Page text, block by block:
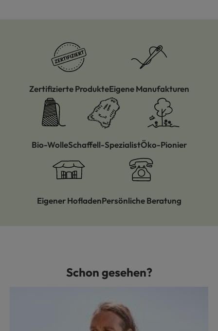
Zertifizierte ProdukteEigene Manufakturen
Bio-WolleSchaffell-SpezialistÖko-Pionier
Eigener HofladenPersönliche Beratung
Produktgalerie überspringenSchon gesehen?